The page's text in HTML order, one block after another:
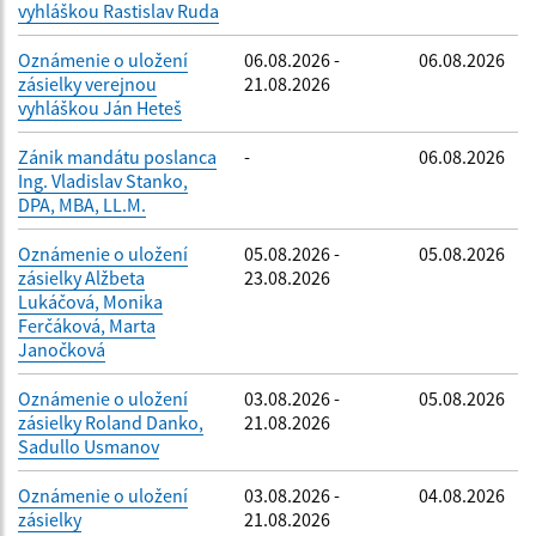
vyhláškou Rastislav Ruda
Oznámenie o uložení
zásielky verejnou
vyhláškou Ján Heteš
06.08.2026 -
21.08.2026
06.08.2026
Zánik mandátu poslanca
Ing. Vladislav Stanko,
DPA, MBA, LL.M.
- 06.08.2026
Oznámenie o uložení
zásielky Alžbeta
Lukáčová, Monika
Ferčáková, Marta
Janočková
05.08.2026 -
23.08.2026
05.08.2026
Oznámenie o uložení
zásielky Roland Danko,
Sadullo Usmanov
03.08.2026 -
21.08.2026
05.08.2026
Oznámenie o uložení
zásielky
03.08.2026 -
21.08.2026
04.08.2026